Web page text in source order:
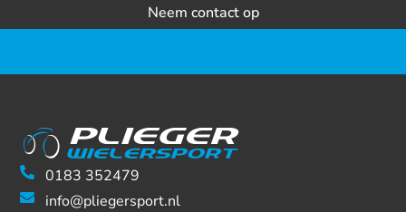
Neem contact op
0183 352479
info@pliegersport.nl